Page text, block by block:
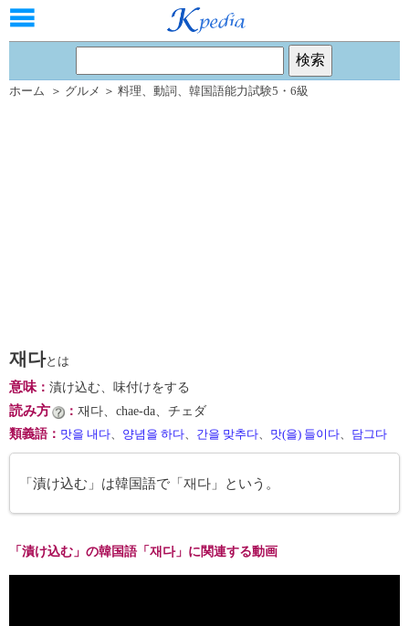
ホーム ＞ グルメ ＞ 料理、 動詞 、 韓国語能力試験5・6級
재다とは
意味： 漬け込む、味付けをする
読み方 ： 재다、chae-da、チェダ
類義語 ： 맛을 내다、 양념을 하다、 간을 맞추다、 맛(을) 들이다、 담그다
「漬け込む」は韓国語で「재다」という。
「漬け込む」の韓国語「재다」に関連する動画